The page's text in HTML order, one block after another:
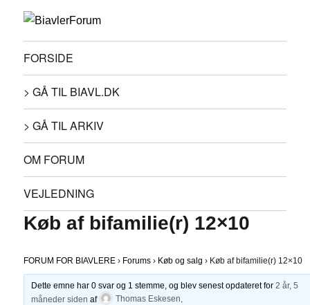
FORSIDE
> GÅ TIL BIAVL.DK
> GÅ TIL ARKIV
OM FORUM
VEJLEDNING
Køb af bifamilie(r) 12×10
FORUM FOR BIAVLERE › Forums › Køb og salg › Køb af bifamilie(r) 12×10
Dette emne har 0 svar og 1 stemme, og blev senest opdateret for 2 år, 5
måneder siden af Thomas Eskesen